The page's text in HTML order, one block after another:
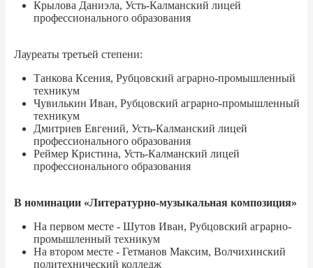
Крылова Даниэла, Усть-Калманский лицей
профессионального образования
Лауреаты третьей степени:
Танкова Ксения, Рубцовский аграрно-промышленный
техникум
Чувилькин Иван, Рубцовский аграрно-промышленный
техникум
Дмитриев Евгений, Усть-Калманский лицей
профессионального образования
Реймер Кристина, Усть-Калманский лицей
профессионального образования
В номинации «Литературно-музыкальная композиция»
На первом месте - Шутов Иван, Рубцовский аграрно-
промышленный техникум
На втором месте - Гетманов Максим, Волчихинский
политехнический колледж